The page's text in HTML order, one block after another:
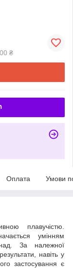
₴
Оплата Умови
плавучістю.
умінням
За належної
навіть у
застосування є